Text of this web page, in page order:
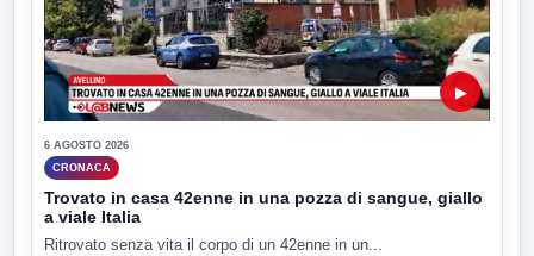
▶
6 AGOSTO 2026
CRONACA
Trovato in casa 42enne in una pozza di sangue, giallo
a viale Italia
Ritrovato senza vita il corpo di un 42enne in un...